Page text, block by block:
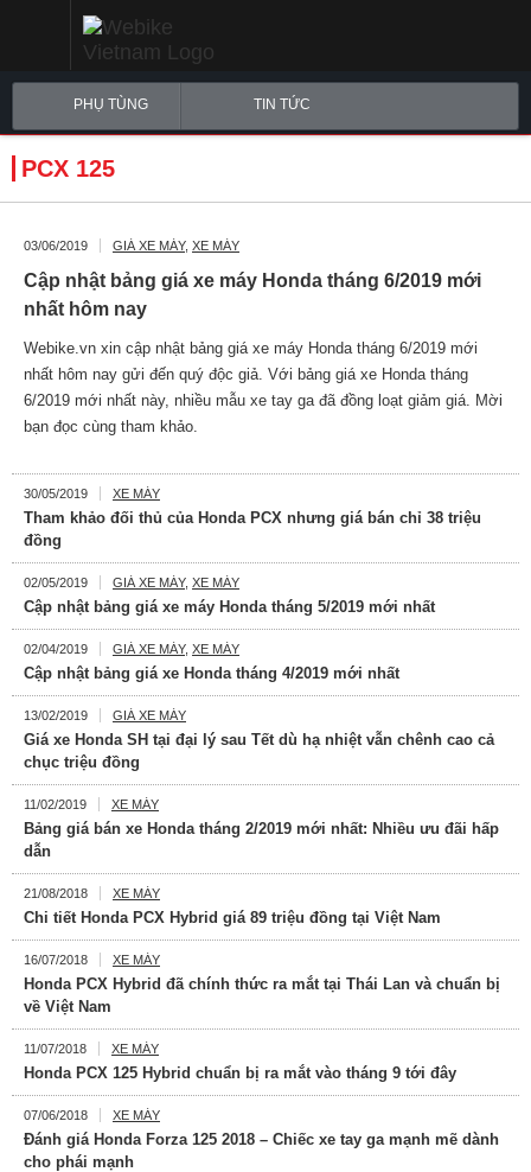
PHỤ TÙNG TIN TỨC
PCX 125
03/06/2019 GIÁ XE MÁY, XE MÁY
Cập nhật bảng giá xe máy Honda tháng 6/2019 mới
nhất hôm nay
Webike.vn xin cập nhật bảng giá xe máy Honda tháng 6/2019 mới
nhất hôm nay gửi đến quý độc giả. Với bảng giá xe Honda tháng
6/2019 mới nhất này, nhiều mẫu xe tay ga đã đồng loạt giảm giá. Mời
bạn đọc cùng tham khảo.
30/05/2019 XE MÁY
Tham khảo đối thủ của Honda PCX nhưng giá bán chỉ 38 triệu
đồng
02/05/2019 GIÁ XE MÁY, XE MÁY
Cập nhật bảng giá xe máy Honda tháng 5/2019 mới nhất
02/04/2019 GIÁ XE MÁY, XE MÁY
Cập nhật bảng giá xe Honda tháng 4/2019 mới nhất
13/02/2019 GIÁ XE MÁY
Giá xe Honda SH tại đại lý sau Tết dù hạ nhiệt vẫn chênh cao cả
chục triệu đồng
11/02/2019 XE MÁY
Bảng giá bán xe Honda tháng 2/2019 mới nhất: Nhiều ưu đãi hấp
dẫn
21/08/2018 XE MÁY
Chi tiết Honda PCX Hybrid giá 89 triệu đồng tại Việt Nam
16/07/2018 XE MÁY
Honda PCX Hybrid đã chính thức ra mắt tại Thái Lan và chuẩn bị
về Việt Nam
11/07/2018 XE MÁY
Honda PCX 125 Hybrid chuẩn bị ra mắt vào tháng 9 tới đây
07/06/2018 XE MÁY
Đánh giá Honda Forza 125 2018 – Chiếc xe tay ga mạnh mẽ dành
cho phái mạnh